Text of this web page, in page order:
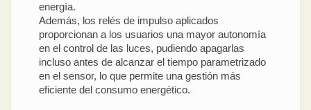
energía.
Además, los relés de impulso aplicados
proporcionan a los usuarios una mayor autonomía
en el control de las luces, pudiendo apagarlas
incluso antes de alcanzar el tiempo parametrizado
en el sensor, lo que permite una gestión más
eficiente del consumo energético.